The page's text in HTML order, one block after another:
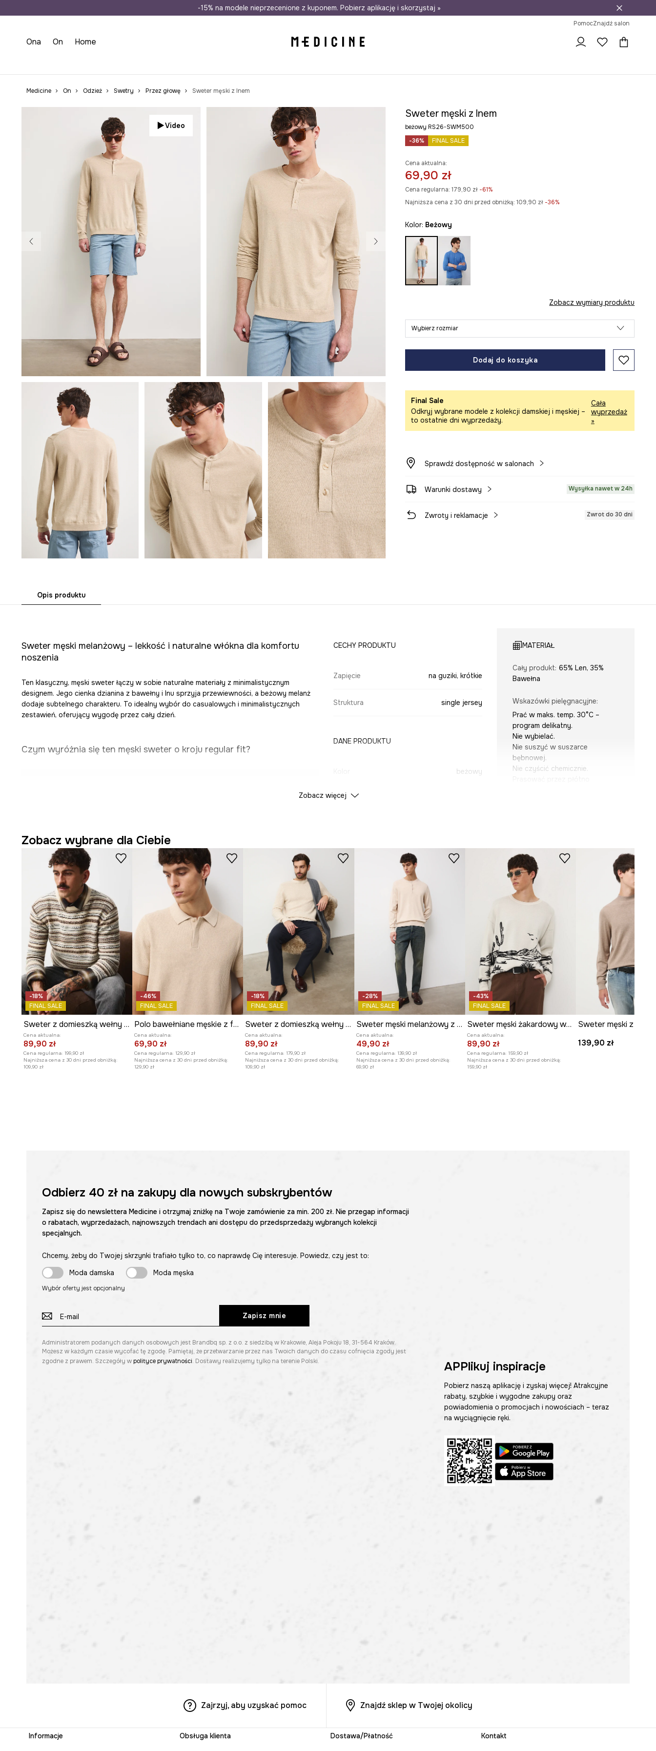
Wysyłka nawet w 24h Darmowa dostawa do salonów 30 dni na zwrot
-15% na modele nieprzecenione z kuponem. Pobierz aplikację i skorzystaj »
PomocZnajdź salon
Ona On Home
Medicine On Odzież Swetry Przez głowę Sweter męski z lnem
Video
Sweter męski z lnem
beżowy RS26-SWM500
-36%
FINAL SALE
Cena aktualna:
69,90 zł
Cena regularna: 179,90 zł-61%
Najniższa cena z 30 dni przed obniżką: 109,90 zł -36%
Kolor: beżowy
Zobacz wymiary produktu
Wybierz rozmiar
Dodaj do koszyka
Final Sale
Odkryj wybrane modele z kolekcji damskiej i męskiej –
to ostatnie dni wyprzedaży.
Cała
wyprzedaż
»
Sprawdź dostępność w salonach
Warunki dostawy Wysyłka nawet w 24h
Zwroty i reklamacje Zwrot do 30 dni
Opis produktu
Sweter męski melanżowy – lekkość i naturalne włókna dla komfortu
noszenia
Ten klasyczny, męski sweter łączy w sobie naturalne materiały z minimalistycznym
designem. Jego cienka dzianina z bawełny i lnu sprzyja przewiewności, a beżowy melanż
dodaje subtelnego charakteru. To idealny wybór do casualowych i minimalistycznych
zestawień, oferujący wygodę przez cały dzień.
Czym wyróżnia się ten męski sweter o kroju regular fit?
Struktura dzianiny single jersey jest gładka i miękka w dotyku.
Dekolt typu henley
z krótkim zapięciem na guziki dodaje swobodnego
charakteru.
Długi, klasyczny rękaw ściągaczem
Dół ze ściągaczempozwala na lepsze ułożenie swetra na męskiej sylwetce.
Melanżowy wzórw beżowym odcieniu nadający głębi i łatwy do łączenia z
innymi kolorami.
CECHY PRODUKTU
Zapięcie na guziki, krótkie
Struktura single jersey
DANE PRODUKTU
beżowy
ID Produktu
MATERIAŁ
Cały produkt: 65% Len, 35%
Bawełna
Wskazówki pielęgnacyjne:
Prać w maks. temp. 30°C –
program delikatny.
Nie wybielać.
Nie suszyć w suszarce
bębnowej.
Nie czyścić chemicznie.
Dekolt: henley
Krój: regular fit
Rękaw
:
Rodzaj rękawa
Długość rękawa
Długość: 68,5 cm
Szerokość pod pachami
52 cm
Model na zdjęciu ma 188 cm
wzrostu i ma na sobie rozmiar L.
Zobacz wymiary produktu
Zobacz więcej
Zobacz wybrane dla Ciebie
-18%
FINAL SALE
Sweter z domieszką wełny męski wzorzysty
Cena aktualna:
89,90 zł
Cena regularna: 199,90 zł
Najniższa cena z 30 dni przed obniżką:
109,90 zł
-46%
FINAL SALE
Polo bawełniane męskie z fakturą
Cena aktualna:
69,90 zł
Cena regularna: 129,90 zł
Najniższa cena z 30 dni przed obniżką:
129,90 zł
-18%
FINAL SALE
Sweter z domieszką wełny męski z fakturą
Cena aktualna:
89,90 zł
Cena regularna: 179,90 zł
Najniższa cena z 30 dni przed obniżką:
109,90 zł
-28%
FINAL SALE
Sweter męski melanżowy z wiskozą
Cena aktualna:
49,90 zł
Cena regularna: 139,90 zł
Najniższa cena z 30 dni przed obniżką:
69,90 zł
-43%
FINAL SALE
Sweter męski żakardowy wzorzysty
Cena aktualna:
89,90 zł
Cena regularna: 159,90 zł
Najniższa cena z 30 dni przed obniżką:
159,90 zł
Sweter męski z
139,90 zł
Odbierz 40 złna zakupy dla nowych subskrybentów
Zapisz się do newslettera Medicine i otrzymaj zniżkę na Twoje zamówienie za min. 200 zł. Nie przegap informacji
o rabatach, wyprzedażach, najnowszych trendach ani dostępu do przedsprzedaży wybranych kolekcji
specjalnych.
Chcemy, żeby do Twojej skrzynki trafiało tylko to, co naprawdę Cię interesuje. Powiedz, czy jest to:
Moda damska
Moda męska
Wybór oferty jest opcjonalny
Zapisz mnie
Administratorem podanych danych osobowych jest Brandbq sp. z o.o. z siedzibą w Krakowie, Aleja Pokoju 18, 31-564 Kraków.
Możesz w każdym czasie wycofać tę zgodę. Pamiętaj, że przetwarzanie przez nas Twoich danych do czasu cofnięcia zgody jest
zgodne z prawem. Szczegóły w polityce prywatności. Dostawy realizujemy tylko na terenie Polski. APPlikuj inspiracje
Pobierz naszą aplikację i zyskaj więcej! Atrakcyjne
rabaty, szybkie i wygodne zakupy oraz
powiadomienia o promocjach i nowościach – teraz
na wyciągnięcie ręki.
Zajrzyj, aby uzyskać pomoc Znajdź sklep w Twojej okolicy
Informacje Obsługa klienta Dostawa/Płatność Kontakt